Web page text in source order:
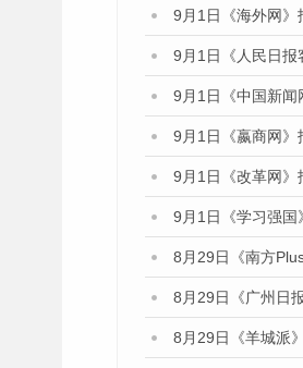
9月1日《海外网》
9月1日《人民日报
9月1日《中国新闻
9月1日《嬴商网》
9月1日《改革网》
9月1日《学习强国
8月29日《南方
8月29日《广州日
8月29日《羊城派